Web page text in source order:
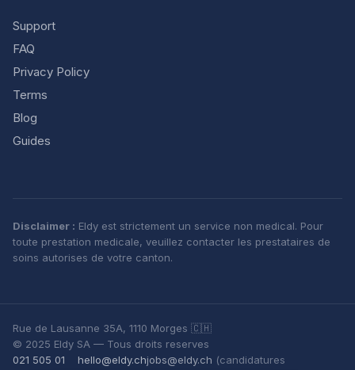
Support
FAQ
Privacy Policy
Terms
Blog
Guides
Disclaimer : Eldy est strictement un service non medical. Pour
toute prestation medicale, veuillez contacter les prestataires de
soins autorises de votre canton.
Rue de Lausanne 35A, 1110 Morges 🇨🇭
© 2025 Eldy SA — Tous droits reserves
021 505 01
hello@eldy.chjobs@eldy.ch (candidatures